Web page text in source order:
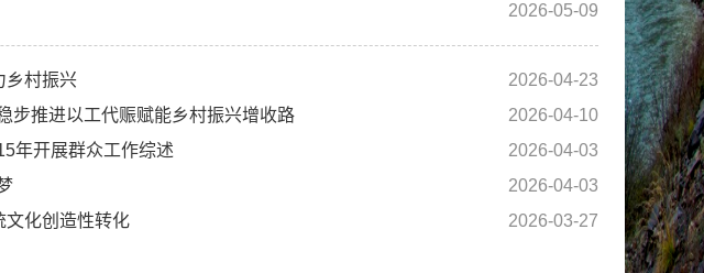
2026-05-09
乡村振兴
2026-04-23
步推进以工代赈赋能乡村振兴增收路
2026-04-10
年开展群众工作综述
2026-04-03
2026-04-03
文化创造性转化
2026-03-27